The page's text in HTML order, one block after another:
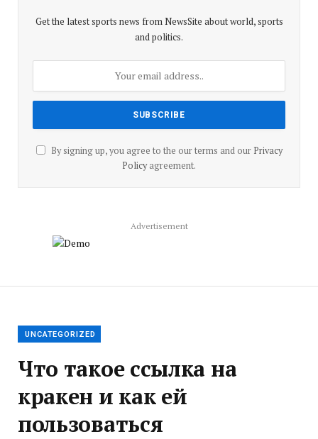
Get the latest sports news from NewsSite about world, sports
and politics.
By signing up, you agree to the our terms and our Privacy
Policyagreement.
Advertisement
UNCATEGORIZED
Что такое ссылка на
кракен и как ей
пользоваться